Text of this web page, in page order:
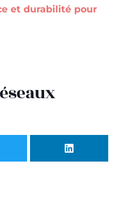
et durabilité pour